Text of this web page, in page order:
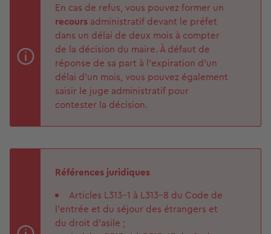
En cas de refus, vous pouvez former un
recours administratif devant le préfet
dans un délai de deux mois à compter
de la décision du maire. À défaut de
réponse de sa part à l’expiration d’un
délai d’un mois, vous pouvez également
saisir le juge administratif pour
contester la décision.
Références juridiques
Articles L313-1 à L313-8 du Code de
l'entrée et du séjour des étrangers et
du droit d'asile ;